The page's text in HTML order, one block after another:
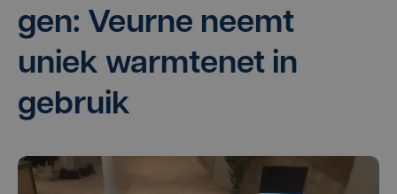
gen: Veur­ne neemt
uniek warm­te­net in
gebruik